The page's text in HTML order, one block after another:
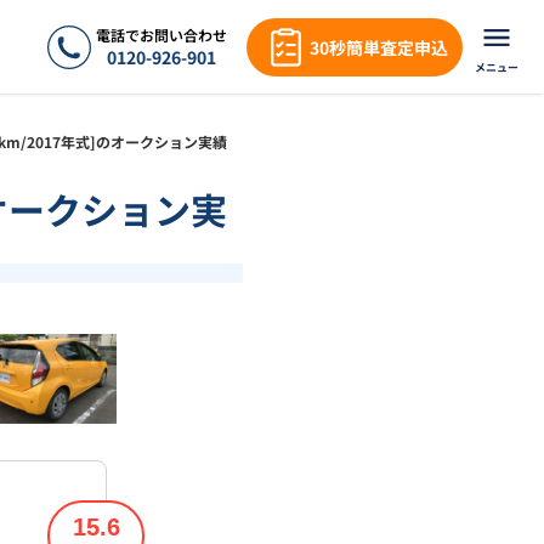
電話でお問い合わせ
0120-926-901 30秒簡単査定申込
メニュー
2017年式]のオークション実績
クション実
1/18
15.6